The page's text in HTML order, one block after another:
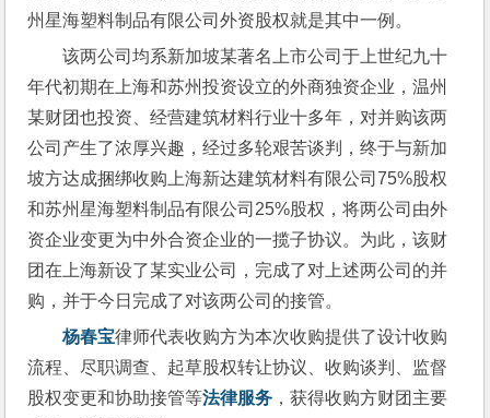
州星海塑料制品有限公司外资股权就是其中一例。
该两公司均系新加坡某著名上市公司于上世纪九十
年代初期在上海和苏州投资设立的外商独资企业，温州
某财团也投资、经营建筑材料行业十多年，对并购该两
公司产生了浓厚兴趣，经过多轮艰苦谈判，终于与新加
坡方达成捆绑收购上海新达建筑材料有限公司75%股权
和苏州星海塑料制品有限公司25%股权，将两公司由外
资企业变更为中外合资企业的一揽子协议。为此，该财
团在上海新设了某实业公司，完成了对上述两公司的并
购，并于今日完成了对该两公司的接管。
杨春宝律师代表收购方为本次收购提供了设计收购
流程、尽职调查、起草股权转让协议、收购谈判、监督
股权变更和协助接管等法律服务 ，获得收购方财团主要